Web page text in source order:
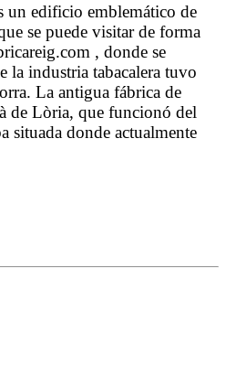
un edificio emblemático de
se puede visitar de forma
, donde se
la industria tabacalera tuvo
La antigua fábrica de
de Lòria, que funcionó del
situada donde actualmente